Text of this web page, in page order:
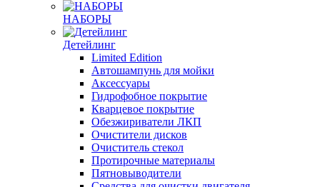
НАБОРЫ
Детейлинг
Limited Edition
Автошампунь для мойки
Аксессуары
Гидрофобное покрытие
Кварцевое покрытие
Обезжириватели ЛКП
Очистители дисков
Очиститель стекол
Протирочные материалы
Пятновыводители